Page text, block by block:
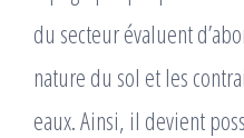
du secteur évaluent
nature du sol et les
eaux. Ainsi, il devient